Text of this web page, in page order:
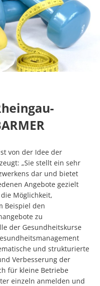
von der Idee der
„Sie stellt ein sehr
dar und bietet
Angebote gezielt
Möglichkeit,
Beispiel den
zu
der Gesundheitskurse
und strukturierte
Verbesserung der
für kleine Betriebe
einzeln anmelden und